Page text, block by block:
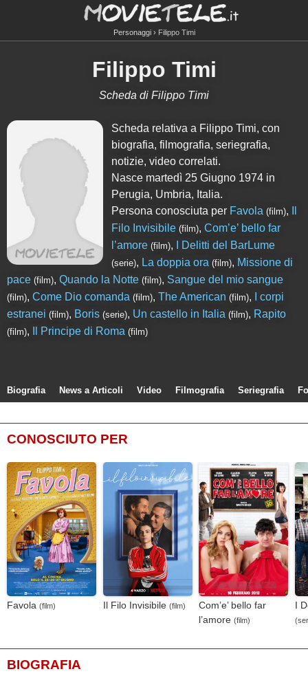
Personaggi Filippo Timi
Filippo Timi
Scheda di Filippo Timi
Scheda relativa a Filippo Timi, con
biografia, filmografia, seriegrafia,
notizie, video correlati.
Nasce martedì 25 Giugno 1974 in
Perugia, Umbria, Italia.
Persona conosciuta per Favola (film),
Filo Invisibile (film),Com’e’ bello far
l’amore (film), I Delitti del BarLume
(serie), La doppia ora (film), Missione di
pace (film), Quando la Notte (film), Sangue del mio sangue
(film), Come Dio comanda (film), The American (film),
I corpi
estranei (film), Boris (serie), Un castello in Italia (film), Rapito
(film), Il Principe di Roma (film)
Biografia News a Articoli Video Filmografia Seriegrafia
CONOSCIUTO PER
Favola (film) Il Filo Invisibile (film)
Com’e’ bello far
l’amore (film)
I
BIOGRAFIA